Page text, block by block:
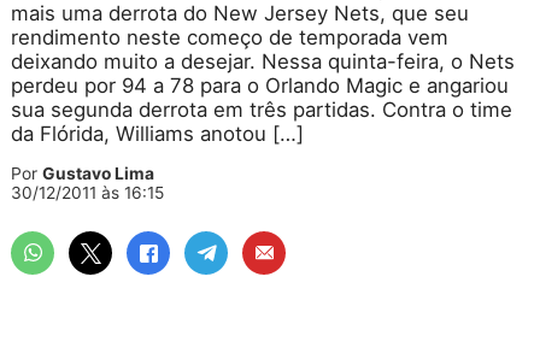
mais uma derrota do New Jersey Nets, que seu
rendimento neste começo de temporada vem
deixando muito a desejar. Nessa quinta-feira, o Nets
perdeu por 94 a 78 para o Orlando Magic e angariou
sua segunda derrota em três partidas. Contra o time
da Flórida, Williams anotou […]
Por Gustavo Lima
30/12/2011 às 16:15